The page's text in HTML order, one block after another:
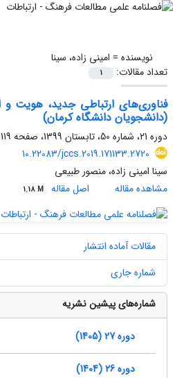
نویسنده = امینی زاده، سینا
تعداد مقالات:
1
فناوری‌های ارتباطی جدید، هویت
(دانشجویان دانشگاه کرمان)
دوره 21، شماره 50، تابستان 1399، صفحه
119-148
10.22083/jccs.2019.171133.2720
سینا امینی زاده، منصور طبیعی
مشاهده مقاله
اصل مقاله 1.18 M
مقالات آماده انتشار
شماره جاری
شماره‌های پیشین نشریه
دوره 27 (1405)
دوره 26 (1404)